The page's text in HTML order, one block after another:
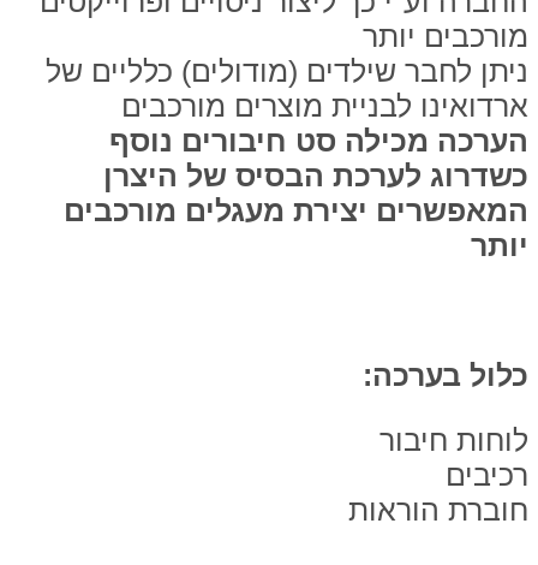
מורכבים יותר
ניתן לחבר שילדים (מודולים) כלליים של
ארדואינו לבניית מוצרים מורכבים
הערכה מכילה סט חיבורים נוסף
כשדרוג לערכת הבסיס של היצרן
המאפשרים יצירת מעגלים מורכבים
יותר
כלול בערכה:
לוחות חיבור
רכיבים
חוברת הוראות